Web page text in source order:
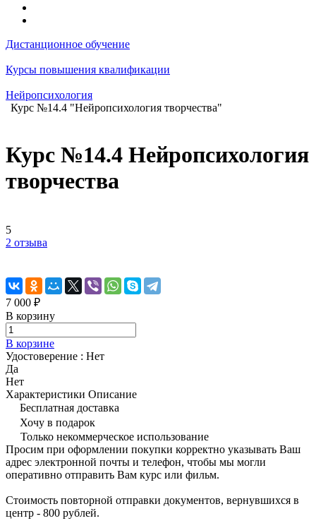
Дистанционное обучение
Курсы повышения квалификации
Нейропсихология
Курс №14.4 "Нейропсихология творчества"
Курс №14.4 Нейропсихология
творчества
5
2 отзыва
7 000 ₽
В корзину
В корзине
Удостоверение : Нет
Да
Нет
Характеристики Описание
Бесплатная доставка
Хочу в подарок
Только некоммерческое использование
Просим при оформлении покупки корректно указывать Ваш
адрес электронной почты и телефон, чтобы мы могли
оперативно отправить Вам курс или фильм.
Стоимость повторной отправки документов, вернувшихся в
центр - 800 рублей.